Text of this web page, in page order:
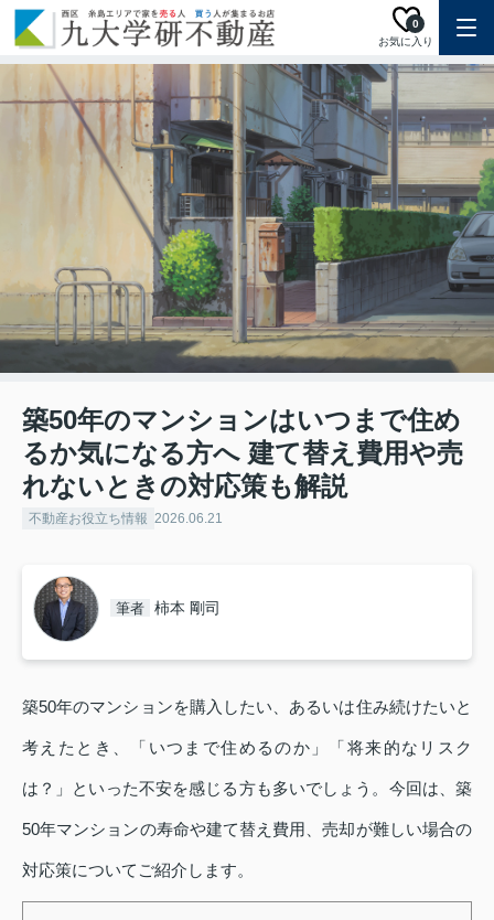
お気に入り
0
築50年のマンションはいつまで住め
るか気になる方へ 建て替え費用や売
れないときの対応策も解説
不動産お役立ち情報 2026.06.21
筆者 柿本 剛司
築50年のマンションを購入したい、あるいは住み続けたいと
考えたとき、「いつまで住めるのか」「将来的なリスク
は？」といった不安を感じる方も多いでしょう。今回は、築
50年マンションの寿命や建て替え費用、売却が難しい場合の
対応策についてご紹介します。